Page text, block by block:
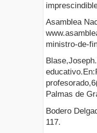
Asamblea
ministro-de-
Palmas de
Bodero
117.